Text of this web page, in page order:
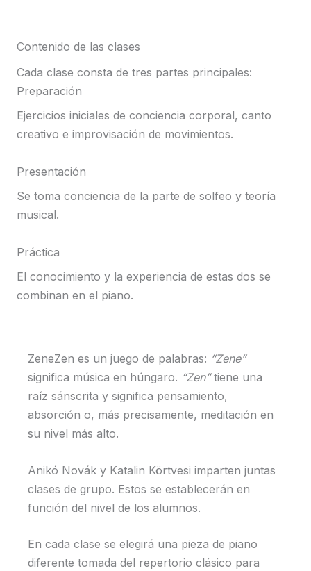
Contenido de las clases
Cada clase consta de tres partes principales:
Preparación
Ejercicios iniciales de conciencia corporal, canto
creativo e improvisación de movimientos.
Presentación
Se toma conciencia de la parte de solfeo y teoría
musical.
Práctica
El conocimiento y la experiencia de estas dos se
combinan en el piano.
ZeneZen es un juego de palabras: “Zene”
significa música en húngaro. “Zen”tiene una
raíz sánscrita y significa pensamiento,
absorción o, más precisamente, meditación en
su nivel más alto.
Anikó Novák y Katalin Körtvesi imparten juntas
clases de grupo. Estos se establecerán en
función del nivel de los alumnos.
En cada clase se elegirá una pieza de piano
diferente tomada del repertorio clásico para